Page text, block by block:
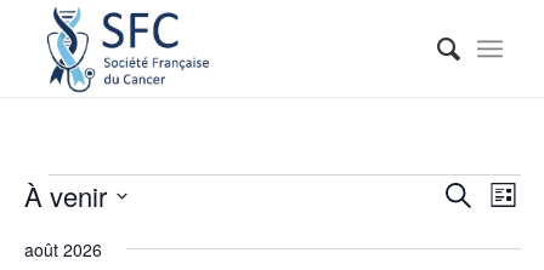
Recherche
de
Liste
À venir
une
août 2026